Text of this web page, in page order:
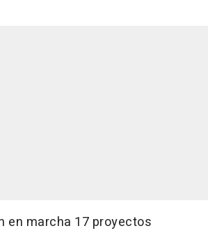
en marcha 17 proyectos